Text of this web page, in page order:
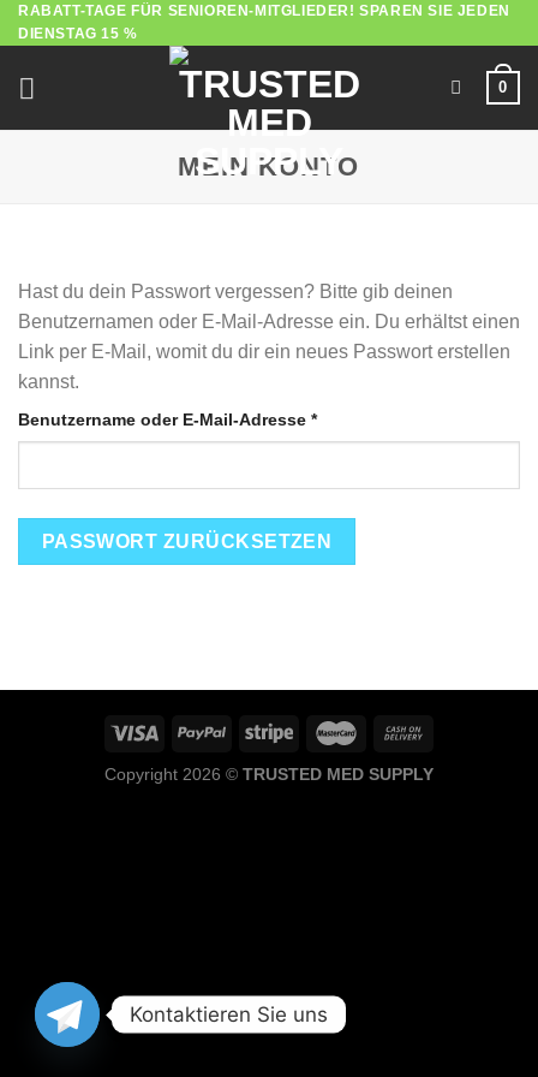
Zum
Inhalt
springen
RABATT-TAGE FÜR SENIOREN-MITGLIEDER! SPAREN SIE JEDEN
DIENSTAG 15 %
0
MEIN KONTO
Hast du dein Passwort vergessen? Bitte gib deinen
Benutzernamen oder E-Mail-Adresse ein. Du erhältst einen
Link per E-Mail, womit du dir ein neues Passwort erstellen
kannst.
Benutzername oder E-Mail-Adresse *Erforderlich
PASSWORT ZURÜCKSETZEN
Copyright 2026 © TRUSTED MED SUPPLY
Kontaktieren Sie uns